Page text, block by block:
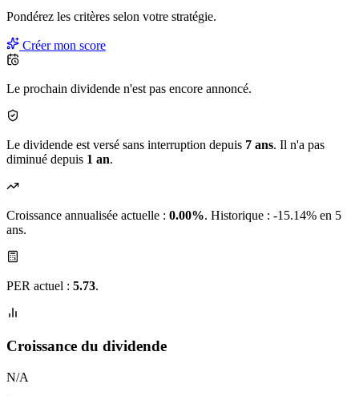
Pondérez les critères selon votre stratégie.
Créer mon score
Le prochain dividende n'est pas encore annoncé.
Le dividende est versé sans interruption depuis 7 ans. Il n'a pas
diminué depuis 1 an.
Croissance annualisée actuelle : 0.00%. Historique : -15.14% en 5
ans.
PER actuel : 5.73.
Croissance du dividende
N/A